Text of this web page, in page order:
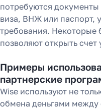
потребуются
виза, ВНЖ или паспорт,
требования. Некоторые
позволяют открыть
Примеры
партнерские
Wise используют не
обмена деньгами